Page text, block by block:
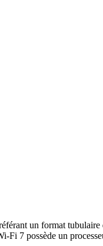
un format tubulaire
Fi 7 possède un